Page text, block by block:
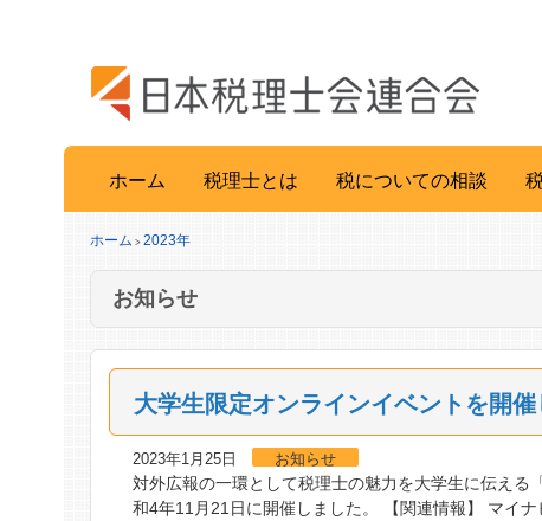
ホーム 税理士とは 税についての相談
ホーム >2023年
お知らせ
大学生限定オンラインイベントを開催
2023年1月25日 お知らせ
対外広報の一環として税理士の魅力を大学生に伝え
和4年11月21日に開催しました。 【関連情報】 マイ